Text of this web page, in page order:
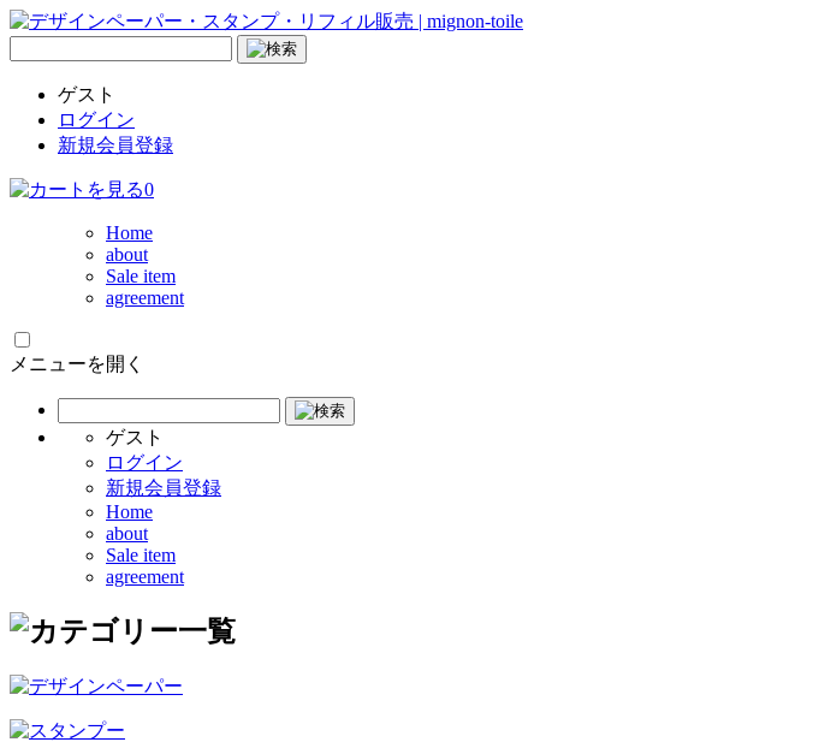
ゲスト
ログイン
新規会員登録
0
Home
about
Sale item
agreement
メニューを開く
ゲスト
ログイン
新規会員登録
Home
about
Sale item
agreement